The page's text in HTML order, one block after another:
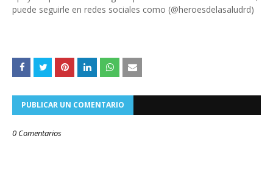
puede seguirle en redes sociales como (@heroesdelasaludrd)
PUBLICAR UN COMENTARIO
0 Comentarios